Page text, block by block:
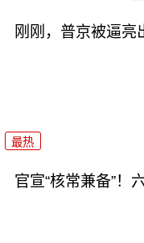
刚刚，普京被逼亮
最热
官宣“核常兼备”！